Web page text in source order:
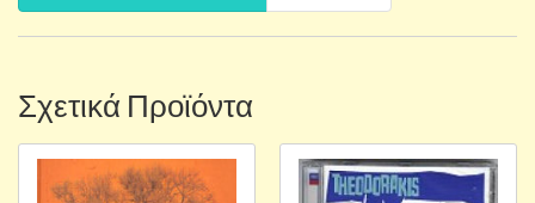
Σχετικά Προϊόντα